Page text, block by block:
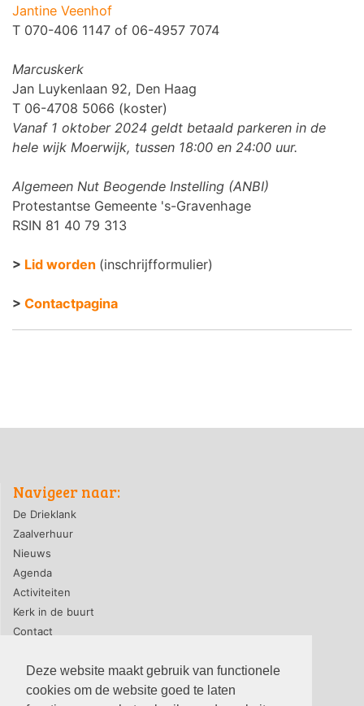
Deze website maakt gebruik van functionele
cookies om de website goed te laten
Jantine Veenhof
T 070-406 1147 of 06-4957 7074
Marcuskerk
Jan Luykenlaan 92, Den Haag
T 06-4708 5066 (koster)
Vanaf 1 oktober 2024 geldt betaald parkeren in de
hele wijk Moerwijk, tussen 18:00 en 24:00 uur.
Algemeen Nut Beogende Instelling (ANBI)
Protestantse Gemeente 's-Gravenhage
RSIN 81 40 79 313
> Lid worden (inschrijfformulier)
> Contactpagina
Navigeer naar:
De Drieklank
Zaalverhuur
Nieuws
Agenda
Activiteiten
Kerk in de buurt
Contact
privacyverklaring|contact webmaster